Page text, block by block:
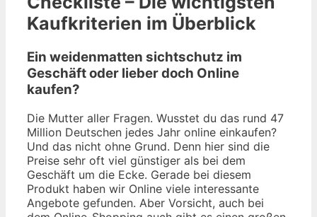
Kaufkriterien im Überblick
Ein weidenmatten sichtschutz im
Geschäft oder lieber doch Online
kaufen?
Die Mutter aller Fragen. Wusstet du das rund 47
Million Deutschen jedes Jahr online einkaufen?
Und das nicht ohne Grund. Denn hier sind die
Preise sehr oft viel günstiger als bei dem
Geschäft um die Ecke. Gerade bei diesem
Produkt haben wir Online viele interessante
Angebote gefunden. Aber Vorsicht, auch bei